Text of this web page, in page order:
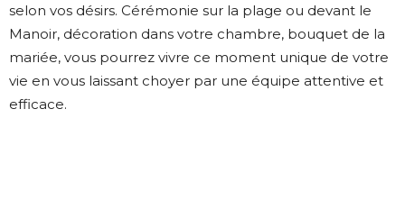
selon vos désirs. Cérémonie sur la plage ou devant le
Manoir, décoration dans votre chambre, bouquet de la
mariée, vous pourrez vivre ce moment unique de votre
vie en vous laissant choyer par une équipe attentive et
efficace.